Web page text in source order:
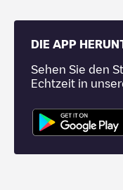
DIE APP
Sehen Sie den
Echtzeit in